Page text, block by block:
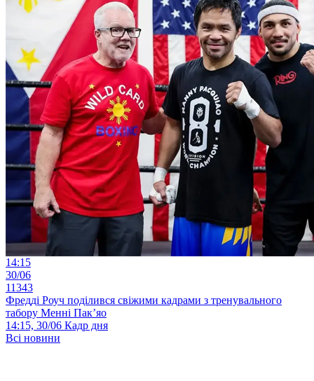
14:15
30/06
11343
Фредді Роуч поділився свіжими кадрами з тренувального
табору Менні Пак’яо
14:15, 30/06 Кадр дня
Всі новини